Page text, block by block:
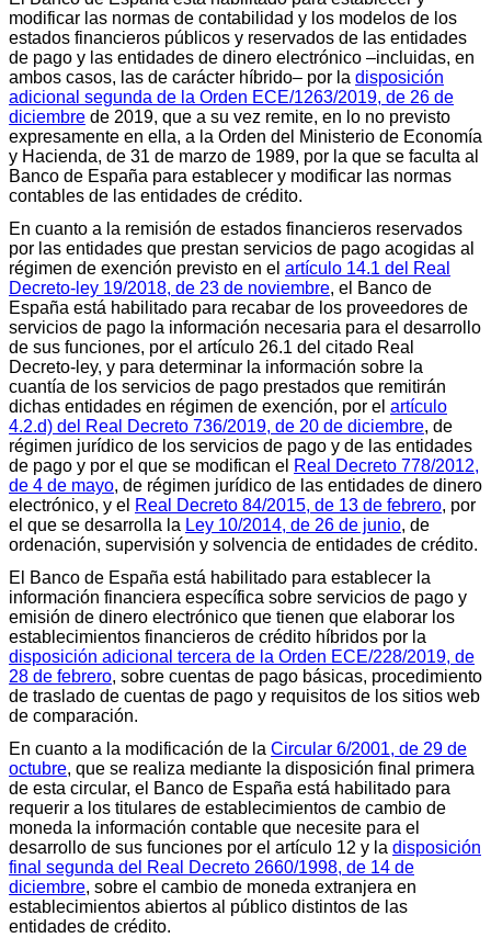
modificar las normas de contabilidad y los modelos de los
estados financieros públicos y reservados de las entidades
de pago y las entidades de dinero electrónico –incluidas, en
ambos casos, las de carácter híbrido– por la disposición
adicional segunda de la Orden ECE/1263/2019, de 26 de
diciembre de 2019, que a su vez remite, en lo no previsto
expresamente en ella, a la Orden del Ministerio de Economía
y Hacienda, de 31 de marzo de 1989, por la que se faculta al
Banco de España para establecer y modificar las normas
contables de las entidades de crédito.
En cuanto a la remisión de estados financieros reservados
por las entidades que prestan servicios de pago acogidas al
régimen de exención previsto en el artículo 14.1 del Real
Decreto-ley 19/2018, de 23 de noviembre, el Banco de
España está habilitado para recabar de los proveedores de
servicios de pago la información necesaria para el desarrollo
de sus funciones, por el artículo 26.1 del citado Real
Decreto-ley, y para determinar la información sobre la
cuantía de los servicios de pago prestados que remitirán
dichas entidades en régimen de exención, por el artículo
4.2.d) del Real Decreto 736/2019, de 20 de diciembre, de
régimen jurídico de los servicios de pago y de las entidades
de pago y por el que se modifican el Real Decreto 778/2012,
de 4 de mayo, de régimen jurídico de las entidades de dinero
electrónico, y el Real Decreto 84/2015, de 13 de febrero, por
el que se desarrolla la Ley 10/2014, de 26 de junio, de
ordenación, supervisión y solvencia de entidades de crédito.
El Banco de España está habilitado para establecer la
información financiera específica sobre servicios de pago y
emisión de dinero electrónico que tienen que elaborar los
establecimientos financieros de crédito híbridos por la
disposición adicional tercera de la Orden ECE/228/2019, de
28 de febrero, sobre cuentas de pago básicas, procedimiento
de traslado de cuentas de pago y requisitos de los sitios web
de comparación.
En cuanto a la modificación de la Circular 6/2001, de 29 de
octubre, que se realiza mediante la disposición final primera
de esta circular, el Banco de España está habilitado para
requerir a los titulares de establecimientos de cambio de
moneda la información contable que necesite para el
desarrollo de sus funciones por el artículo 12 y la disposición
final segunda del Real Decreto 2660/1998, de 14 de
diciembre, sobre el cambio de moneda extranjera en
establecimientos abiertos al público distintos de las
entidades de crédito.